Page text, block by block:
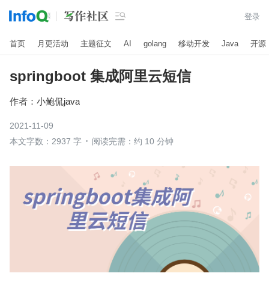
 登录
首页 月更活动 主题征文 AI golang 移动开发 Java 开源
springboot 集成阿里云短信
作者： 小鲍侃java
2021-11-09
本文字数：2937 字
阅读完需：约 10 分钟